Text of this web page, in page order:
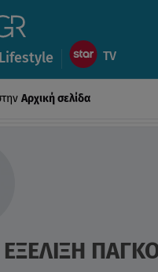
Lifestyle
Αρχική σελίδα
ΕΞΕΛΙΞΗ